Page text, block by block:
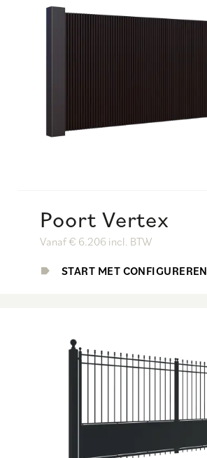
Poort Vertex
Vanaf € 6.206 incl. BTW
START MET CONFIGUREREN